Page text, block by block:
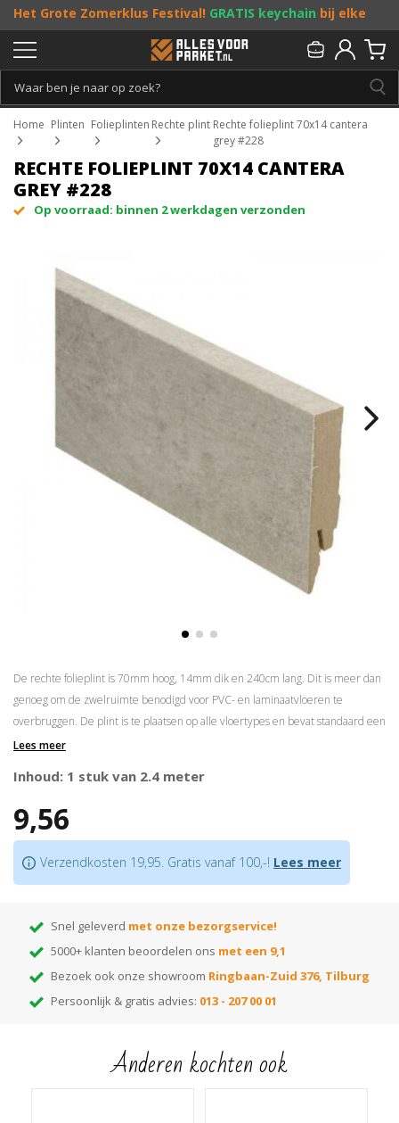
Het Grote Zomerklus Festival! GRATIS keychain bij elke
bestelling vanaf €25, entoffe acties! Doe je mee?
Persoonlijk & gratis advies:013 - 207 00 01
Home Plinten Folieplinten Rechte plint Rechte folieplint 70x14 cantera
grey #228
RECHTE FOLIEPLINT 70X14 CANTERA
GREY #228
Op voorraad: binnen 2 werkdagen verzonden
De rechte folieplint is 70mm hoog, 14mm dik en 240cm lang. Dit is meer dan
genoeg om de zwelruimte benodigd voor PVC- en laminaatvloeren te
overbruggen. De plint is te plaatsen op alle vloertypes en bevat standaard een
kabelgoot. De rechte folieplint is verkrijgbaar in meer dan 175 kleuren.
Prijs is per lengte van 2.4 meter
niet nodig is
Bijpassende profielenin hetzelfde decor verkrijgbaar
Je bevestigt deze plint metlijmof eenonzichtbaar clipsysteem
Let op:houd rekening met +/- 5% snijverlies tijdens montage.
Lees meer
Inhoud: 1 stuk van 2.4 meter
9,56
Verzendkosten 19,95. Gratis vanaf 100,-! Lees meer
Snel geleverd met onze bezorgservice!
5000+ klanten beoordelen ons met een 9,1
Bezoek ook onze showroom Ringbaan-Zuid 376, Tilburg
Persoonlijk & gratis advies: 013 - 207 00 01
Anderen kochten ook